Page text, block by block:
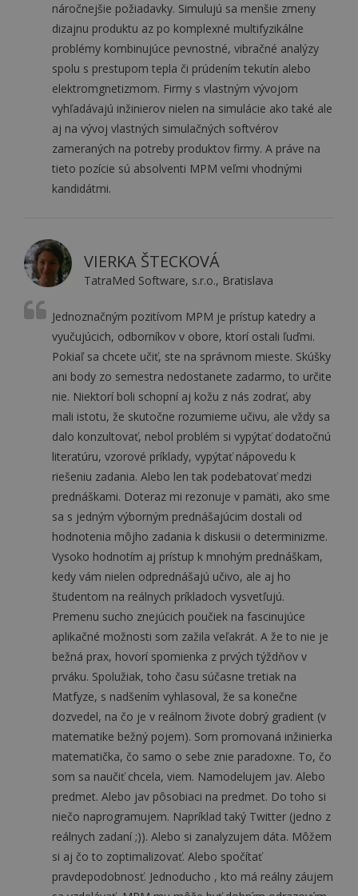
náročnejšie požiadavky. Simulujú sa menšie zmeny
dizajnu produktu az po komplexné multifyzikálne
problémy kombinujúce pevnostné, vibračné analýzy
spolu s prestupom tepla či prúdením tekutín alebo
elektromgnetizmom. Firmy s vlastným vývojom
vyhľadávajú inžinierov nielen na simulácie ako také ale
aj na vývoj vlastných simulačných softvérov
zameraných na potreby produktov firmy. A práve na
tieto pozície sú absolventi MPM veľmi vhodnými
kandidátmi.
VIERKA ŠTECKOVÁ
TatraMed Software, s.r.o., Bratislava
Jednoznačným pozitívom MPM je prístup katedry a
vyučujúcich, odborníkov v obore, ktorí ostali ľuďmi.
Pokiaľ sa chcete učiť, ste na správnom mieste. Skúšky
ani body zo semestra nedostanete zadarmo, to určite
nie. Niektorí boli schopní aj kožu z nás zodrať, aby
mali istotu, že skutočne rozumieme učivu, ale vždy sa
dalo konzultovať, nebol problém si vypýtať dodatočnú
literatúru, vzorové príklady, vypýtať nápovedu k
riešeniu zadania. Alebo len tak podebatovať medzi
prednáškami. Doteraz mi rezonuje v pamäti, ako sme
sa s jedným výborným prednášajúcim dostali od
hodnotenia môjho zadania k diskusii o determinizme.
Vysoko hodnotím aj prístup k mnohým prednáškam,
kedy vám nielen odprednášajú učivo, ale aj ho
študentom na reálnych príkladoch vysvetľujú.
Premenu sucho znejúcich poučiek na fascinujúce
aplikačné možnosti som zažila veľakrát. A že to nie je
bežná prax, hovorí spomienka z prvých týždňov v
prváku. Spolužiak, toho času súčasne tretiak na
Matfyze, s nadšením vyhlasoval, že sa konečne
dozvedel, na čo je v reálnom živote dobrý gradient (v
matematike bežný pojem). Som promovaná inžinierka
matematička, čo samo o sebe znie paradoxne. To, čo
som sa naučiť chcela, viem. Namodelujem jav. Alebo
predmet. Alebo jav pôsobiaci na predmet. Do toho si
niečo naprogramujem. Napríklad taký Twitter (jedno z
reálnych zadaní ;)). Alebo si zanalyzujem dáta. Môžem
si aj čo to zoptimalizovať. Alebo spočítať
pravdepodobnosť. Jednoducho , kto má reálny záujem